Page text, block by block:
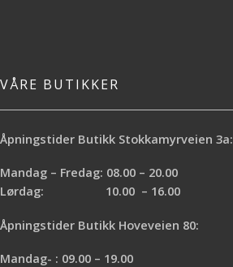
VÅRE BUTIKKER
Åpningstider Butikk Stokkamyrveien 3a:
Mandag – Fredag: 08.00 – 20.00
Lørdag: 10.00 – 16.00
Åpningstider Butikk Hoveveien 80:
Mandag- : 09.00 – 19.00